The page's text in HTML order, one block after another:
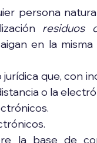
persona
residuos
en la
que, con
o la
la base de